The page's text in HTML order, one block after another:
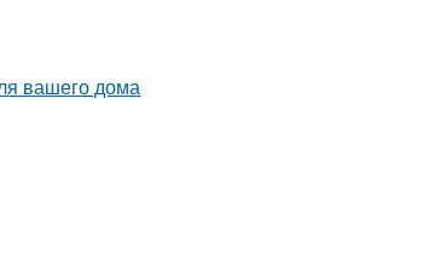
вашего дома